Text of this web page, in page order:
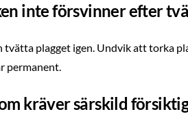
inte försvinner efter
plagget igen. Undvik att torka
permanent.
kräver särskild